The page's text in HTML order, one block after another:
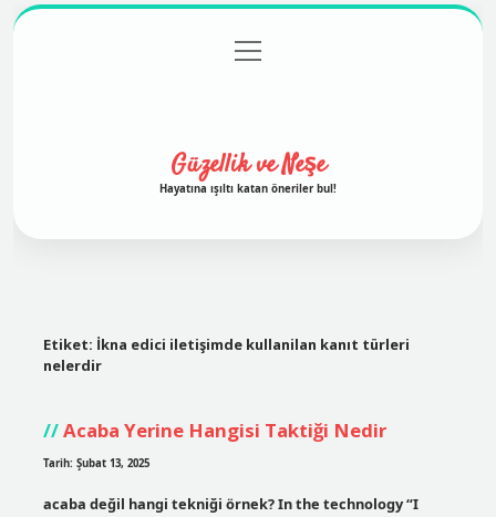
Gizlilik Politikası
menüyü
aç
Güzellik ve Neşe
Hayatına ışıltı katan öneriler bul!
Etiket: İkna edici iletişimde kullanilan kanıt türleri
nelerdir
Acaba Yerine Hangisi Taktiği Nedir
Tarih: Şubat 13, 2025
acaba değil hangi tekniği örnek? In the technology “I